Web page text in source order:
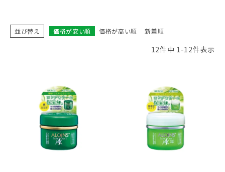
並び替え 価格が安い順 価格が高い順 新着順
12件中 1-12件表示